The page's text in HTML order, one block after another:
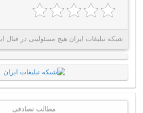
شبکه تبلیغات ایران هیچ مسئولیتی در قبال
مطالب تصادفی